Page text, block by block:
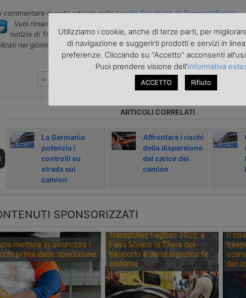
commentare questo articolo nellapagina Facebook di TrasportoEuropa
Vuoi rimanere aggiornato sulle ultime novità sul trasporto e la
notizia di TrasportoEuropa?Iscriviti alla nostra Newslettercon
nei giorni precedenti l'invio. Gratuita e NO SPAM!
« Articolo precedente
ARTICOLI CORRELATI
La Germania
potenzia i
controlli su
strada sui
camion
Affrontare i rischi
della dispersione
del carico dei
camion
SPONSORIZZATI
mettere in sicurezza i
prima della spedizione
Transpotec Logitec 2026: a
Fiera Milano la filiera del
trasporto e della logistica fa
sistema
Il
del
Utilizziamo i cookie, anche di terze parti, per
di navigazione e suggerirti prodotti e servizi in
preferenze. Cliccando su "Accetto" acconsenti
Puoi prendere visione dell'Informativa
ACCETTO Rifiuto